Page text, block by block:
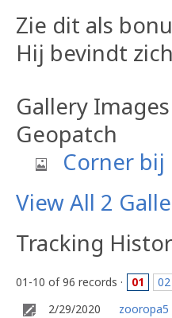
Zie dit als
Hij bevindt
Gallery
Geopatch
Corner bij
View All 2
Tracking
01-10 of 96 records · 01 02
2/29/2020
zooropa5